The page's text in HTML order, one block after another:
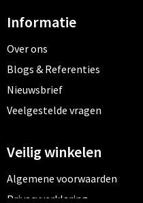
Informatie
Over ons
Blogs & Referenties
Nieuwsbrief
Veelgestelde vragen
Veilig winkelen
Algemene voorwaarden
Privacyverklaring